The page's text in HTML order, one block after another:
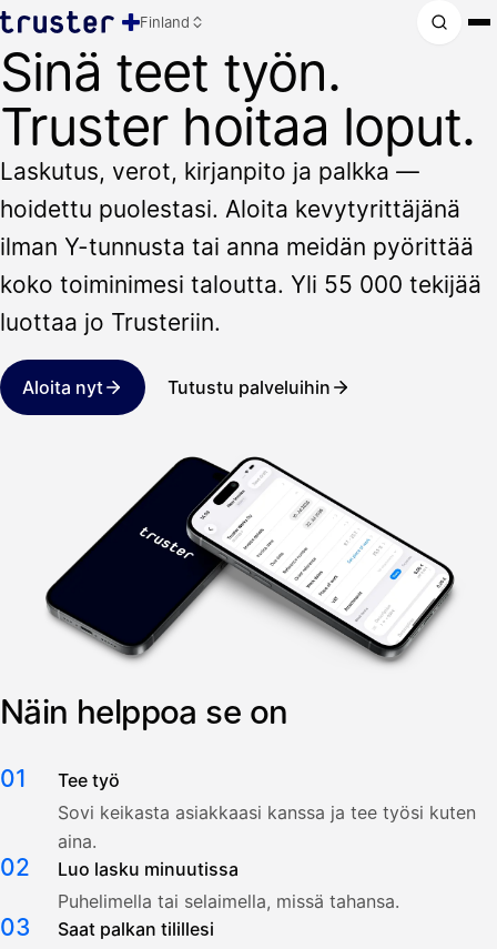
Finland
Sinä teet työn.
Truster hoitaa loput.
Laskutus, verot, kirjanpito ja palkka —
hoidettu puolestasi. Aloita kevytyrittäjänä
ilman Y-tunnusta tai anna meidän pyörittää
koko toiminimesi taloutta. Yli 55 000 tekijää
luottaa jo Trusteriin.
Aloita nyt Tutustu palveluihin
Näin helppoa se on
01
Tee työ
Sovi keikasta asiakkaasi kanssa ja tee työsi kuten
aina.
02
Luo lasku minuutissa
Puhelimella tai selaimella, missä tahansa.
03
Saat palkan tilillesi